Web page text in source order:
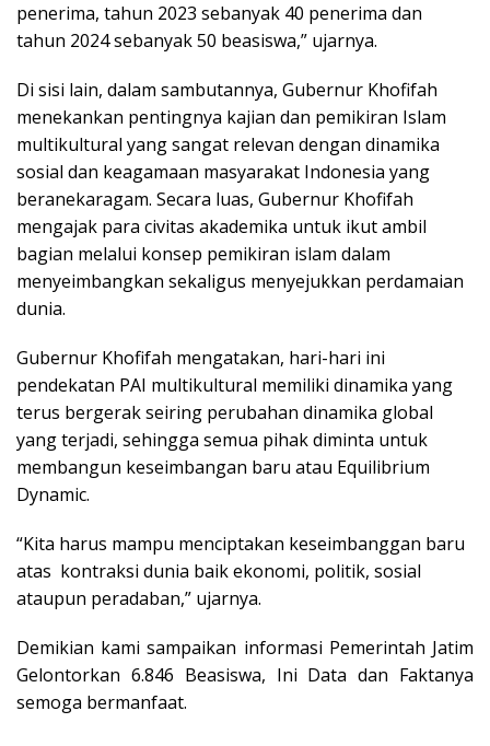
penerima, tahun 2023 sebanyak 40 penerima dan
tahun 2024 sebanyak 50 beasiswa,” ujarnya.
Di sisi lain, dalam sambutannya, Gubernur Khofifah
menekankan pentingnya kajian dan pemikiran Islam
multikultural yang sangat relevan dengan dinamika
sosial dan keagamaan masyarakat Indonesia yang
beranekaragam. Secara luas, Gubernur Khofifah
mengajak para civitas akademika untuk ikut ambil
bagian melalui konsep pemikiran islam dalam
menyeimbangkan sekaligus menyejukkan perdamaian
dunia.
Gubernur Khofifah mengatakan, hari-hari ini
pendekatan PAI multikultural memiliki dinamika yang
terus bergerak seiring perubahan dinamika global
yang terjadi, sehingga semua pihak diminta untuk
membangun keseimbangan baru atau Equilibrium
Dynamic.
“Kita harus mampu menciptakan keseimbanggan baru
atas kontraksi dunia baik ekonomi, politik, sosial
ataupun peradaban,” ujarnya.
Demikian kami sampaikan informasi Pemerintah Jatim
Gelontorkan 6.846 Beasiswa, Ini Data dan Faktanya
semoga bermanfaat.